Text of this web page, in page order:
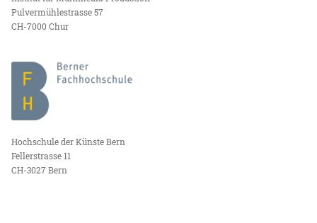
Pulvermühlestrasse 57
CH-7000 Chur
Hochschule der Künste Bern
Fellerstrasse 11
CH-3027 Bern